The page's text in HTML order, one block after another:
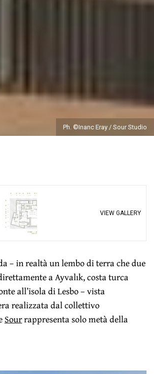
Ph. ©Inanc Eray / Sour Studio
VIEW GALLERY
– in realtà un lembo di terra che due
a Ayvalık, costa turca
all’isola di Lesbo – vista
realizzata dal collettivo
Sourrappresenta solo metà della